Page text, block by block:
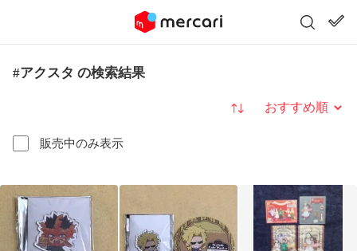
#アクスタ の検索結果
販売中のみ表示
並び替え